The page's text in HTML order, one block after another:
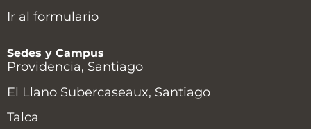
Ir al formulario
Sedes y Campus
Providencia, Santiago
El Llano Subercaseaux, Santiago
Talca